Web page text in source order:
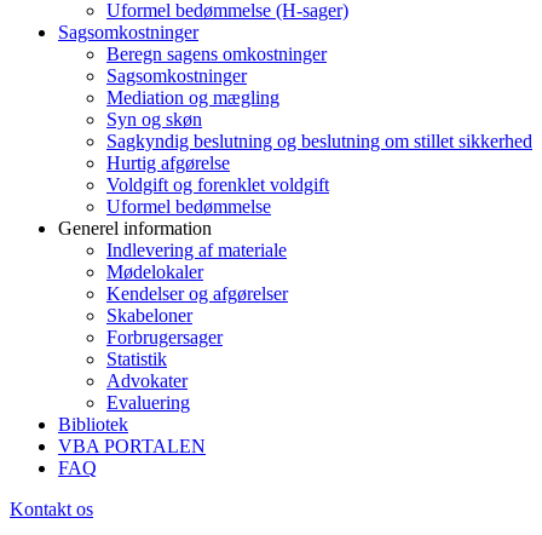
Uformel bedømmelse (H-sager)
Sagsomkostninger
Beregn sagens omkostninger
Sagsomkostninger
Mediation og mægling
Syn og skøn
Sagkyndig beslutning og beslutning om stillet sikkerhed
Hurtig afgørelse
Voldgift og forenklet voldgift
Uformel bedømmelse
Generel information
Indlevering af materiale
Mødelokaler
Kendelser og afgørelser
Skabeloner
Forbrugersager
Statistik
Advokater
Evaluering
Bibliotek
VBA PORTALEN
FAQ
Kontakt os